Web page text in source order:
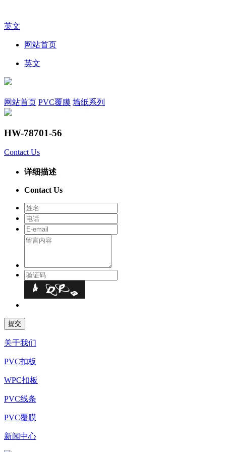
英文
网站首页
英文
网站首页 PVC覆膜 墙纸系列
HW-78701-56
Contact Us
详细描述
Contact Us
关于我们
PVC扣板
WPC扣板
PVC线条
PVC覆膜
新闻中心